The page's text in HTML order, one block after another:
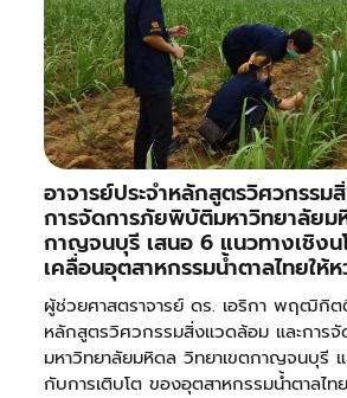
อาจารย์ประจำหลักสูตรวิศวกรรม
การจัดการภัยพิบัติมหาวิทยาลัยม
กาญจนบุรี เสนอ 6 แนวทางเชิง
เคลื่อนอุตสาหกรรมน้ำตาลไทยให้
ผู้ช่วยศาสตราจารย์ ดร. เอริกา พฤฒิกิต
หลักสูตรวิศวกรรมสิ่งแวดล้อม และการ
มหาวิทยาลัยมหิดล วิทยาเขตกาญจนบุรี
กับการเติบโต ของอุตสาหกรรมน้ำตาลไทย